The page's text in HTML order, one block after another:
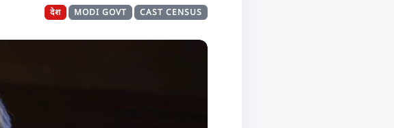
CAST CENSUS
MODI GOVT
देश